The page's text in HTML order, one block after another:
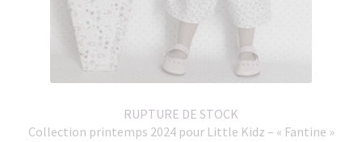
RUPTURE DE STOCK
Collection printemps 2024 pour Little Kidz – « Fantine »